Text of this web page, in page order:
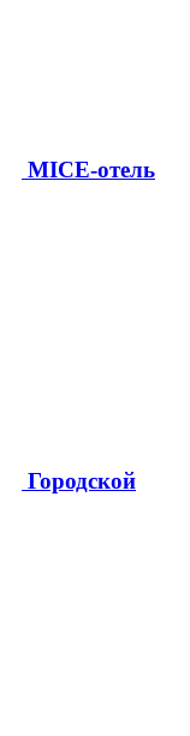
MICE-отель
Городской